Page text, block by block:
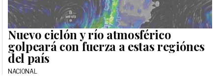
Nuevo ciclón y río atmosférico
golpeará con fuerza a estas regiónes
del país
NACIONAL